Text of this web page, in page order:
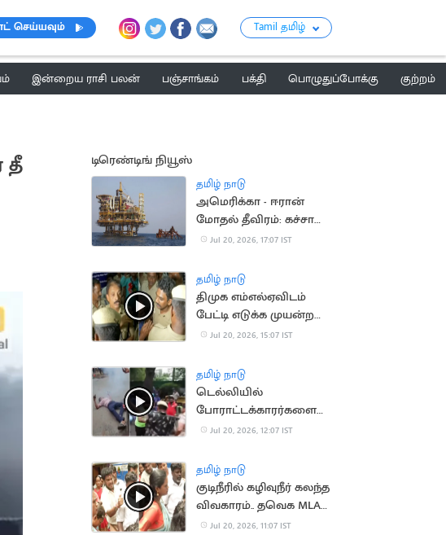
செய்யவும் Tamil தமிழ்
இன்றைய ராசி பலன் பஞ்சாங்கம் பக்தி பொழுதுப்போக்கு
குற்றம்
தீ
டிரெண்டிங் நியூஸ்
தமிழ் நாடு
அமெரிக்கா - ஈரான்
மோதல் தீவிரம்: கச்சா
எண்ணெய் தட்டுப்பாடு
Jul 20, 2026, 17:07 IST
தமிழ் நாடு
திமுக எம்எல்ஏவிடம்
பேட்டி எடுக்க முயன்ற
செய்தியாளர்களுக்கு
Jul 20, 2026, 15:07 IST
தமிழ் நாடு
டெல்லியில்
போராட்டக்காரர்களை
விரட்டியடித்த போலீஸ்..
Jul 20, 2026, 12:07 IST
தமிழ் நாடு
குடிநீரில் கழிவுநீர் கலந்த
விவகாரம்.. தவெக MLA
முன் நடந்த மோதல்
Jul 20, 2026, 11:07 IST